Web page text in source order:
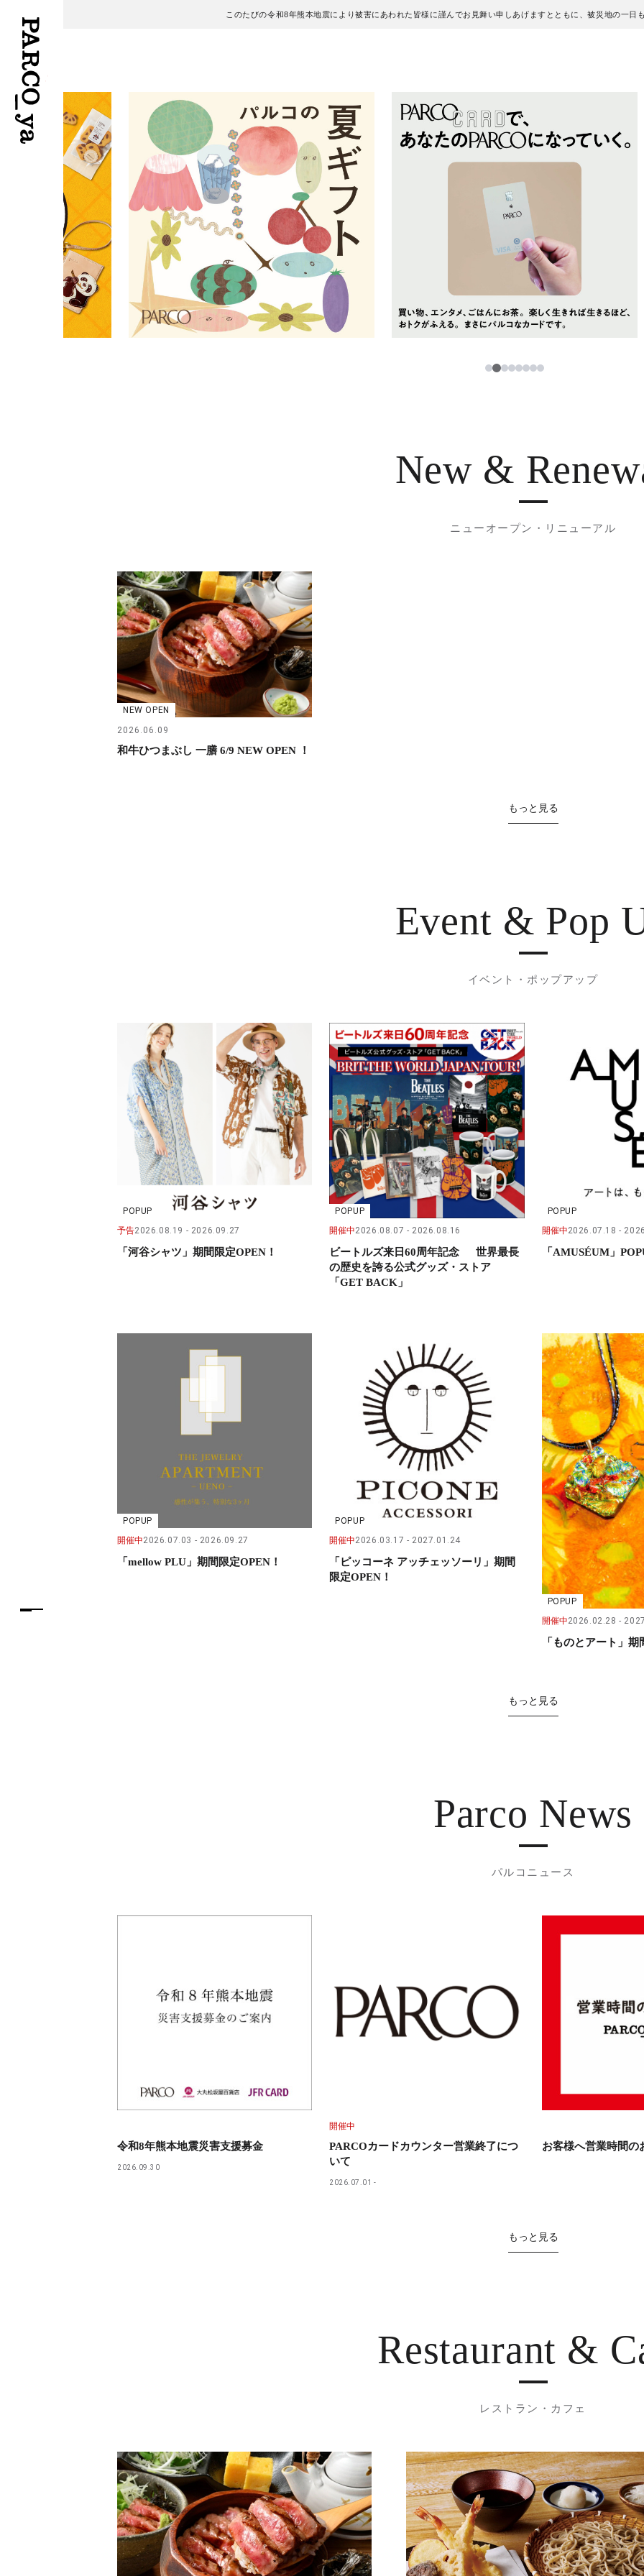
このたびの令和8年熊本地震により被害にあわれた皆様に謹んでお見舞い申しあげますとともに、被災地の一日
フロアガイド
施設案内・アクセス
イベント・ポップアップ
レストラン・カフェ
TAX FREE
PARCOメンバーズ
ENGLISH
繁体字
簡体字
ภาษาไทย
日本語
12345678
New &
ニューオープン・リニューアル
NEW OPEN
2026.06.09
和牛ひつまぶし 一膳 6/9 NEW OPEN ！
もっと見る
Event & Pop
イベント・ポップアップ
POPUP
予告2026.08.19 2026.09.27
「河谷シャツ」期間限定OPEN！
POPUP
開催中2026.08.07 2026.08.16
ビートルズ来日60周年記念 世界最長
の歴史を誇る公式グッズ・ストア
「GET BACK」
POPUP
開催中2026.07.18
「AMUSÉUM」
POPUP
開催中2026.07.03 2026.09.27
「mellow PLU」期間限定OPEN！
POPUP
開催中2026.03.17 2027.01.24
「ピッコーネ アッチェッソーリ」期間
限定OPEN！
POPUP
開催中2026.02.28
「ものとアート」
もっと見る
Parco News
パルコニュース
令和8年熊本地震災害支援募金
2026.09.30
開催中
PARCOカードカウンター営業終了につ
いて
2026.07.01
お客様へ営業時間の
もっと見る
Restaurant &
レストラン・カフェ